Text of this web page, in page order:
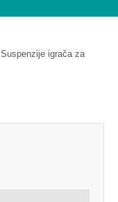
Suspenzije igrača za